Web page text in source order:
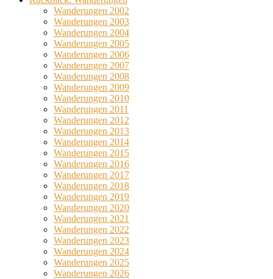
Wanderungen 2002
Wanderungen 2003
Wanderungen 2004
Wanderungen 2005
Wanderungen 2006
Wanderungen 2007
Wanderungen 2008
Wanderungen 2009
Wanderungen 2010
Wanderungen 2011
Wanderungen 2012
Wanderungen 2013
Wanderungen 2014
Wanderungen 2015
Wanderungen 2016
Wanderungen 2017
Wanderungen 2018
Wanderungen 2019
Wanderungen 2020
Wanderungen 2021
Wanderungen 2022
Wanderungen 2023
Wanderungen 2024
Wanderungen 2025
Wanderungen 2026